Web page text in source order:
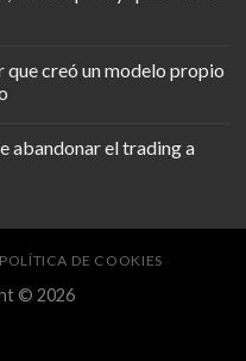
creó un modelo propio
abandonar el trading a
POLÍTICA DE COOKIES
© 2026